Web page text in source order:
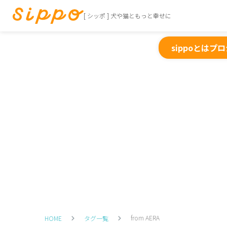
[ シッポ ] 犬や猫ともっと幸せに
sippoとはプ
HOME タグ一覧 from AERA